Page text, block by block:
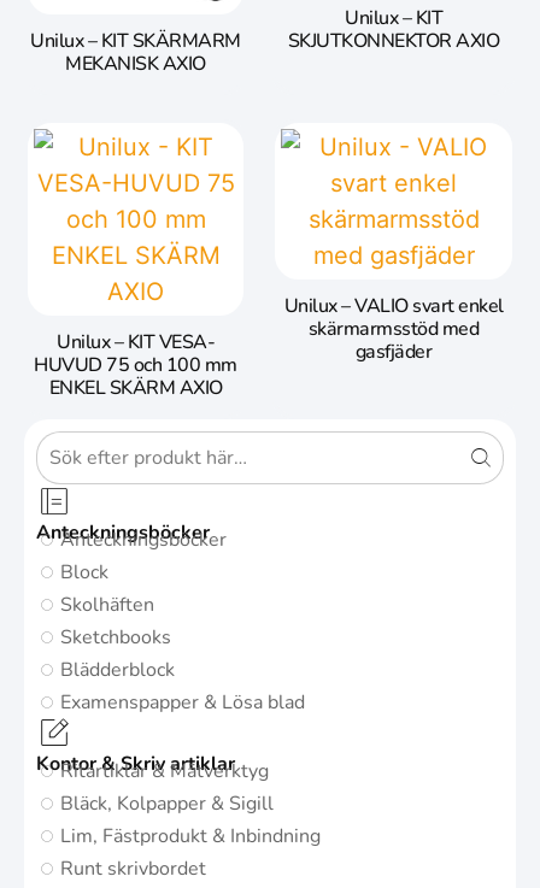
Anteckningsböcker
Anteckningsböcker
Block
Skolhäften
Sketchbooks
Blädderblock
Examenspapper & Lösa blad
Kontor & Skriv artiklar
Ritartiklar & Mätverktyg
Bläck, Kolpapper & Sigill
Lim, Fästprodukt & Inbindning
Runt skrivbordet
Unilux – KIT SKÄRMARM
MEKANISK AXIO
Unilux – KIT
SKJUTKONNEKTOR AXIO
Unilux – KIT VESA-
HUVUD 75 och 100 mm
ENKEL SKÄRM AXIO
Unilux – VALIO svart enkel
skärmarmsstöd med
gasfjäder